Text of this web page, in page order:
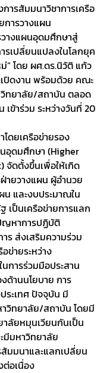
การสัมมนาวิชาการเครือ
การวางแผน
วางแผนอุดมศึกษาสู่
เปลี่ยนแปลงในโลกยุค
” โดย ผศ.ดร.นิวัติ แก้ว
ปิดงาน พร้อมด้วย คณะ
ทยาลัย/สถาบัน ตลอด
ข้าร่วม ระหว่างวันที่ 20
ดยเครือข่ายรอง
อุดมศึกษา (Higher
จัดตั้งขึ้นเพื่อให้เกิด
ายวางแผน ผู้อำนวย
น และงบประมาณใน
เป็นเครือข่ายการแลก
ญหาการปฏิบัติ
ร ส่งเสริมความร่วม
ข่ายระหว่าง
การร่วมมือประสาน
ด้านนโยบาย การ
ระเทศ ปัจจุบัน มี
าวิทยาลัย/สถาบัน โดยมี
ลัยหมุนเวียนกันเป็น
มีมหาวิทยาลัย
มมนาและแลกเปลี่ยน
ต่อเนื่อง